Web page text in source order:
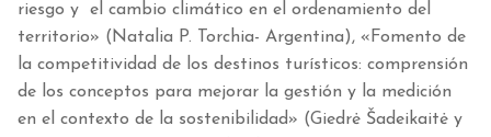
riesgo y el cambio climático en el ordenamiento del
territorio» (Natalia P. Torchia- Argentina), «Fomento de
la competitividad de los destinos turísticos: comprensión
de los conceptos para mejorar la gestión y la medición
en el contexto de la sostenibilidad» (Giedrė Šadeikaitė y